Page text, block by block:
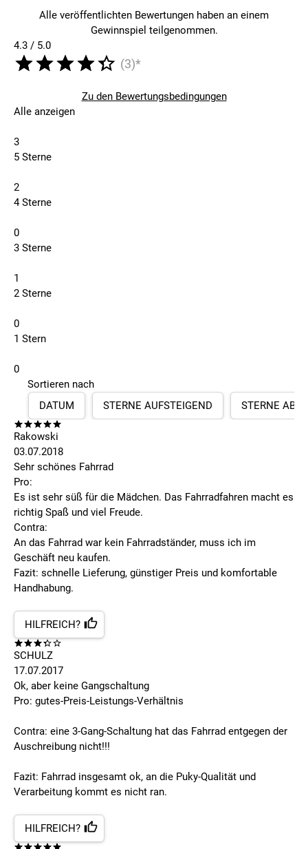
Alle veröffentlichten Bewertungen haben an einem
Gewinnspiel teilgenommen.
4.3 / 5.0
(3)*
Zu den Bewertungsbedingungen
Alle anzeigen
3
5 Sterne
2
4 Sterne
0
3 Sterne
1
2 Sterne
0
1 Stern
0
Sortieren nach
DATUM
STERNE AUFSTEIGEND STERNE
Rakowski
03.07.2018
Sehr schönes Fahrrad
Pro:
Es ist sehr süß für die Mädchen. Das Fahrradfahren macht es
richtig Spaß und viel Freude.
Contra:
An das Fahrrad war kein Fahrradständer, muss ich im
Geschäft neu kaufen.
Fazit: schnelle Lieferung, günstiger Preis und komfortable
Handhabung.
HILFREICH?
SCHULZ
17.07.2017
Ok, aber keine Gangschaltung
Pro: gutes-Preis-Leistungs-Verhältnis
Contra: eine 3-Gang-Schaltung hat das Fahrrad entgegen der
Auschreibung nicht!!!
Fazit: Fahrrad insgesamt ok, an die Puky-Qualität und
Verarbeitung kommt es nicht ran.
HILFREICH?